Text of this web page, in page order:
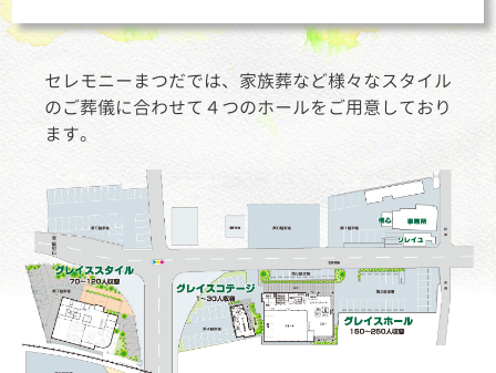
セレモニーまつだでは、家族葬など様々なスタイル
のご葬儀に合わせて４つのホールをご用意しており
ます。